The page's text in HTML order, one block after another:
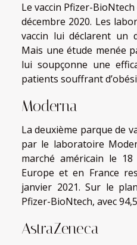
Le vaccin Pfizer-
décembre 2020. Les
vaccin lui déclarent un
Mais une étude menée
lui soupçonne une
patients souffrant
Moderna
La deuxième parque de
par le laboratoire
marché américain le
Europe et en France
janvier 2021. Sur le
Pfizer-BioNtech, avec
AstraZeneca